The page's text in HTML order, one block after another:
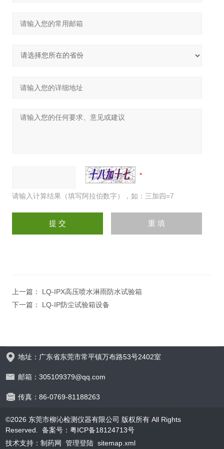
请输入计算结果（填写阿拉伯数字），如：三加四=7
上一篇： LQ-IPX高压喷水淋雨防水试验箱
下一篇： LQ-IP防尘试验箱设备
地址：广东省东莞市常平镇万布路53号2402室
邮箱：305109379@qq.com
传真：86-0769-81188263
©2026 东莞市柳沁检测仪器有限公司 版权所有 All Rights
Reserved.备案号：粤ICP备18124713号
技术支持：制药网 管理登陆 sitemap.xml